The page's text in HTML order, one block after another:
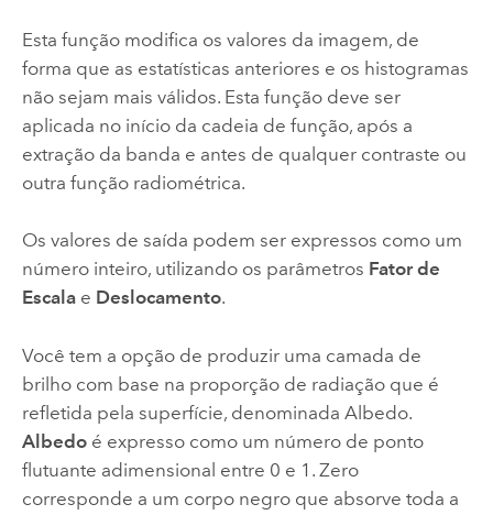
Esta função modifica os valores da imagem, de
forma que as estatísticas anteriores e os histogramas
não sejam mais válidos. Esta função deve ser
aplicada no início da cadeia de função, após a
extração da banda e antes de qualquer contraste ou
outra função radiométrica.
Os valores de saída podem ser expressos como um
número inteiro, utilizando os parâmetros Fator de
Escalae Deslocamento.
Você tem a opção de produzir uma camada de
brilho com base na proporção de radiação que é
refletida pela superfície, denominada Albedo.
Albedoé expresso como um número de ponto
flutuante adimensional entre 0 e 1. Zero
corresponde a um corpo negro que absorve toda a